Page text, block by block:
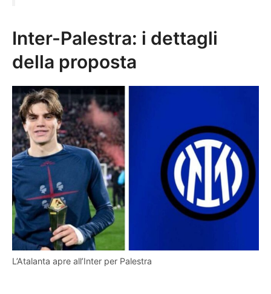
Inter-Palestra: i dettagli
della proposta
L’Atalanta apre all’Inter per Palestra